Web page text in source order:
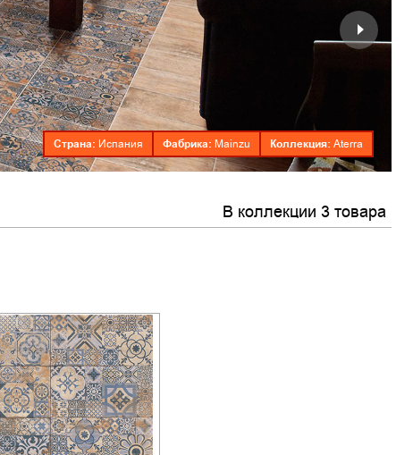
Страна: Испания Фабрика: Mainzu Коллекция: Aterra
В коллекции 3 товара